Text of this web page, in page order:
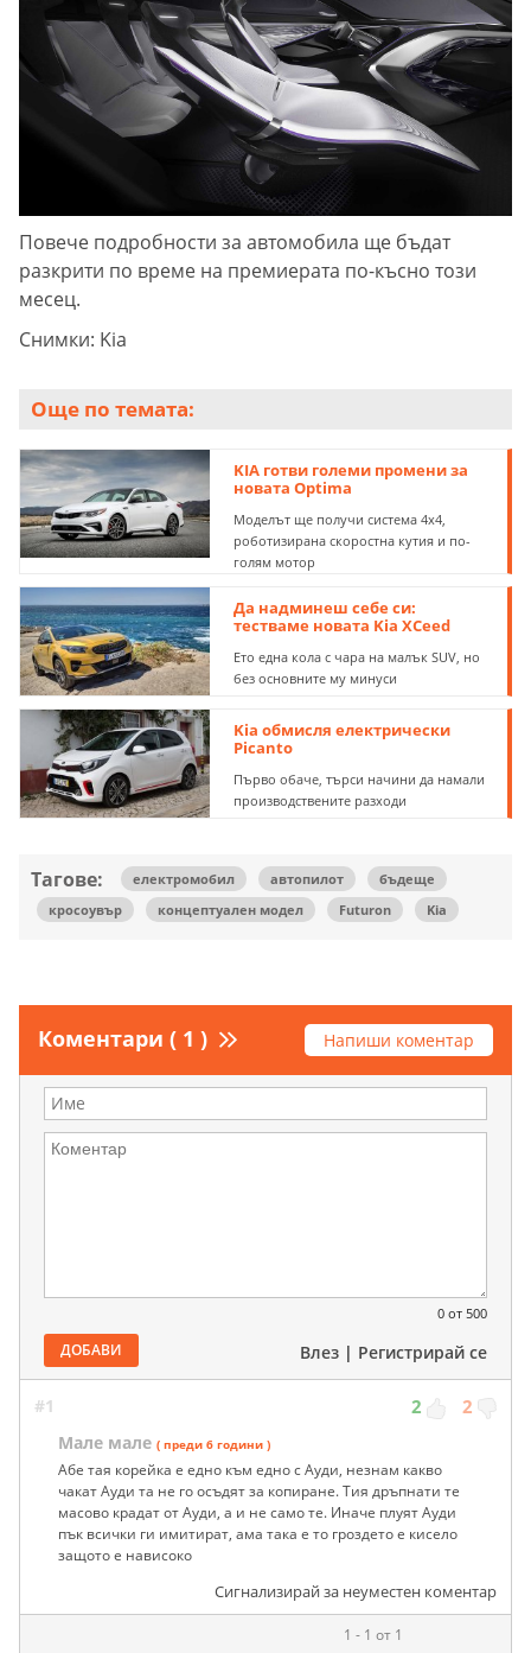
Повече подробности за автомобила ще бъдат
разкрити по време на премиерата по-късно този
месец.
Снимки: Kia
Още по темата:
KIA готви големи промени за
новата Optima
Моделът ще получи система 4х4,
роботизирана скоростна кутия и по-
голям мотор
Да надминеш себе си:
тестваме новата Kia XCeed
Eто една кола с чара на малък SUV, но
без основните му минуси
Kia обмисля електрически
Picanto
Първо обаче, търси начини да намали
производствените разходи
Тагове: електромобил автопилот
бъдеще
кросоувър
концептуален модел Futuron Kia
Коментари ( 1 ) Напиши коментар
0 от 500
ДОБАВИ Влез | Регистрирай се
#1 2 2
Мале мале ( преди 6 години )
Абе тая корейка е едно към едно с Ауди, незнам какво
чакат Ауди та не го осъдят за копиране. Тия дръпнати те
масово крадат от Ауди, а и не само те. Иначе плуят Ауди
пък всички ги имитират, ама така е то гроздето е кисело
защото е нависоко
Сигнализирай за неуместен коментар
1 - 1 от 1